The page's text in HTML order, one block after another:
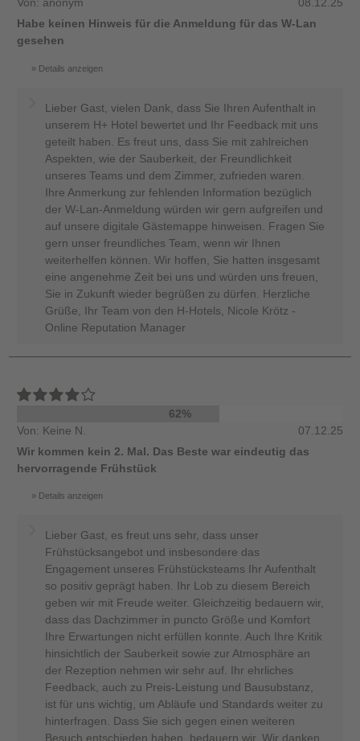
Von: anonym
08.12.25
Habe keinen Hinweis für die Anmeldung für das W-Lan
gesehen
Details anzeigen
Lieber Gast, vielen Dank, dass Sie Ihren Aufenthalt in
unserem H+ Hotel bewertet und Ihr Feedback mit uns
geteilt haben. Es freut uns, dass Sie mit zahlreichen
Aspekten, wie der Sauberkeit, der Freundlichkeit
unseres Teams und dem Zimmer, zufrieden waren.
Ihre Anmerkung zur fehlenden Information bezüglich
der W-Lan-Anmeldung würden wir gern aufgreifen und
auf unsere digitale Gästemappe hinweisen. Fragen Sie
gern unser freundliches Team, wenn wir Ihnen
weiterhelfen können. Wir hoffen, Sie hatten insgesamt
eine angenehme Zeit bei uns und würden uns freuen,
Sie in Zukunft wieder begrüßen zu dürfen. Herzliche
Grüße, Ihr Team von den H-Hotels, Nicole Krötz -
Online Reputation Manager
62%
Von: Keine N.
07.12.25
Wir kommen kein 2. Mal. Das Beste war eindeutig das
hervorragende Frühstück
Details anzeigen
Lieber Gast, es freut uns sehr, dass unser
Frühstücksangebot und insbesondere das
Engagement unseres Frühstücksteams Ihr Aufenthalt
so positiv geprägt haben. Ihr Lob zu diesem Bereich
geben wir mit Freude weiter. Gleichzeitig bedauern wir,
dass das Dachzimmer in puncto Größe und Komfort
Ihre Erwartungen nicht erfüllen konnte. Auch Ihre Kritik
hinsichtlich der Sauberkeit sowie zur Atmosphäre an
der Rezeption nehmen wir sehr auf. Ihr ehrliches
Feedback, auch zu Preis-Leistung und Bausubstanz,
ist für uns wichtig, um Abläufe und Standards weiter zu
hinterfragen. Dass Sie sich gegen einen weiteren
Besuch entschieden haben, bedauern wir. Wir danken